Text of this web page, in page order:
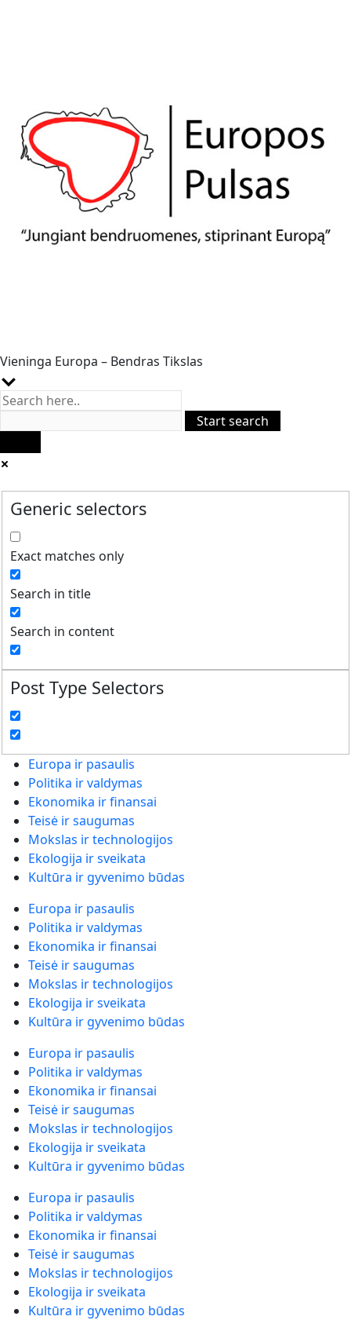
Vieninga Europa – Bendras Tikslas
Generic selectors
Exact matches only
Search in title
Search in content
Post Type Selectors
Europa ir pasaulis
Politika ir valdymas
Ekonomika ir finansai
Teisė ir saugumas
Mokslas ir technologijos
Ekologija ir sveikata
Kultūra ir gyvenimo būdas
Europa ir pasaulis
Politika ir valdymas
Ekonomika ir finansai
Teisė ir saugumas
Mokslas ir technologijos
Ekologija ir sveikata
Kultūra ir gyvenimo būdas
Europa ir pasaulis
Politika ir valdymas
Ekonomika ir finansai
Teisė ir saugumas
Mokslas ir technologijos
Ekologija ir sveikata
Kultūra ir gyvenimo būdas
Europa ir pasaulis
Politika ir valdymas
Ekonomika ir finansai
Teisė ir saugumas
Mokslas ir technologijos
Ekologija ir sveikata
Kultūra ir gyvenimo būdas